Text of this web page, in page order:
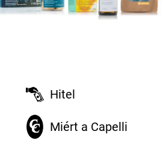
Hitel
Miért a Capelli